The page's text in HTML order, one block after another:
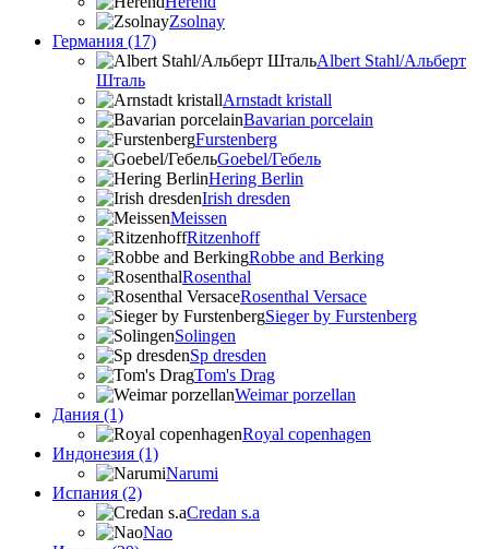
Zsolnay
Германия (17)
Albert Stahl/Альбеpт
Шталь
Arnstadt kristall
Bavarian porcelain
Furstenberg
Goebel/Гебель
Hering Berlin
Irish dresden
Meissen
Ritzenhoff
Robbe and Berking
Rosenthal
Rosenthal Versace
Sieger by Furstenberg
Solingen
Sp dresden
Tom's Drag
Weimar porzellan
Дания (1)
Royal copenhagen
Индонезия (1)
Narumi
Испания (2)
Credan s.a
Nao